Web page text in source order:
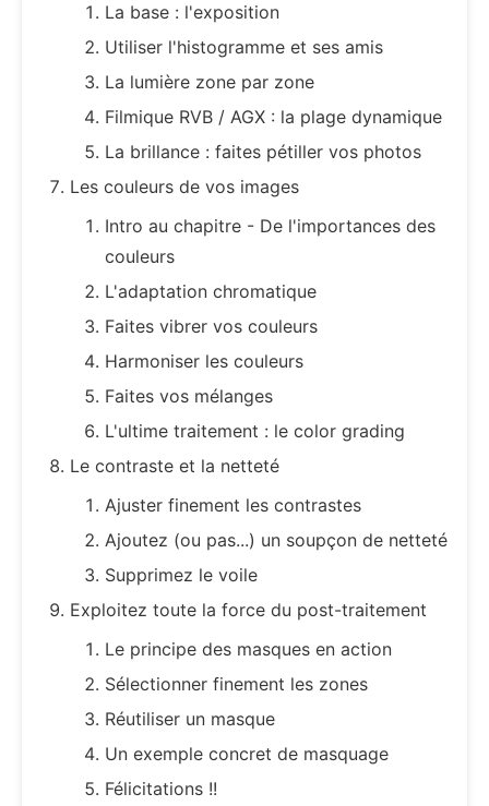
La base : l'exposition
Utiliser l'histogramme et ses amis
La lumière zone par zone
Filmique RVB / AGX : la plage dynamique
La brillance : faites pétiller vos photos
Les couleurs de vos images
Intro au chapitre - De l'importances des
couleurs
L'adaptation chromatique
Faites vibrer vos couleurs
Harmoniser les couleurs
Faites vos mélanges
L'ultime traitement : le color grading
Le contraste et la netteté
Ajuster finement les contrastes
Ajoutez (ou pas...) un soupçon de netteté
Supprimez le voile
Exploitez toute la force du post-traitement
Le principe des masques en action
Sélectionner finement les zones
Réutiliser un masque
Un exemple concret de masquage
Félicitations !!